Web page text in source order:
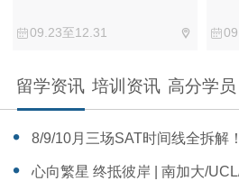
09.23至12.31 成都...
留学资讯 培训资讯 高分学员
‌8/9/10月三场SAT时间线全拆解
本早申时间线盘点～
心向繁星 终抵彼岸 | 南加大/